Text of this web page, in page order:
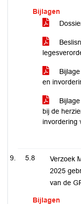
Bijlagen
en
bij de
invordering
5.8
Verzoek
2025
van de
Bijlagen